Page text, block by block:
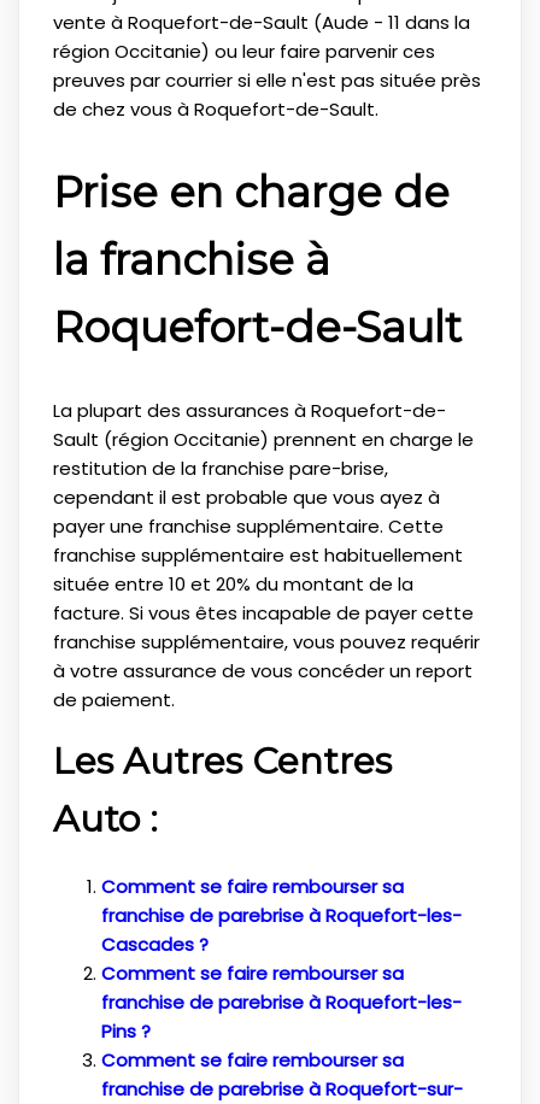
vente à Roquefort-de-Sault (Aude - 11 dans la
région Occitanie) ou leur faire parvenir ces
preuves par courrier si elle n'est pas située près
de chez vous à Roquefort-de-Sault.
Prise en charge de
la franchise à
Roquefort-de-Sault
La plupart des assurances à Roquefort-de-
Sault (région Occitanie) prennent en charge le
restitution de la franchise pare-brise,
cependant il est probable que vous ayez à
payer une franchise supplémentaire. Cette
franchise supplémentaire est habituellement
située entre 10 et 20% du montant de la
facture. Si vous êtes incapable de payer cette
franchise supplémentaire, vous pouvez requérir
à votre assurance de vous concéder un report
de paiement.
Les Autres Centres
Auto :
Comment se faire rembourser sa
franchise de parebrise à Roquefort-les-
Cascades ?
Comment se faire rembourser sa
franchise de parebrise à Roquefort-les-
Pins ?
Comment se faire rembourser sa
franchise de parebrise à Roquefort-sur-